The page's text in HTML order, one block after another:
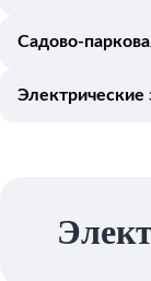
Садово-